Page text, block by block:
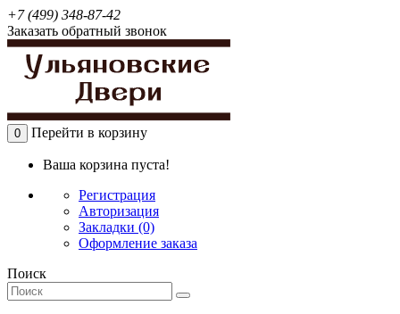
+7 (499) 348-87-42
Заказать обратный звонок
0 Перейти в корзину
Ваша корзина пуста!
Регистрация
Авторизация
Закладки (0)
Оформление заказа
Поиск